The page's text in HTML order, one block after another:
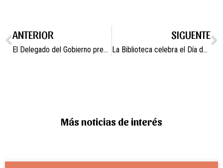
ANTERIOR
El Delegado del Gobierno preside la Comisión Local de Seguridad celebrada en Campos del Río.
SIGUENTE
La Biblioteca celebra el Día del Libro.
Más noticias de interés